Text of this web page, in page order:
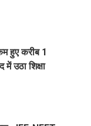
हुए करीब 1
उठा शिक्षा